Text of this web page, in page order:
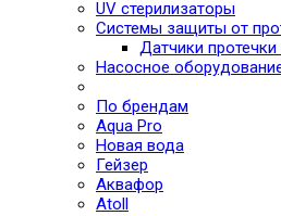
UV стерилизаторы
Системы защиты от
Датчики
Насосное
По брендам
Aqua Pro
Новая вода
Гейзер
Аквафор
Atoll